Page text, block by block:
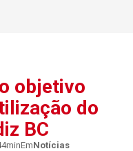
objetivo
do
BC
EmNotícias